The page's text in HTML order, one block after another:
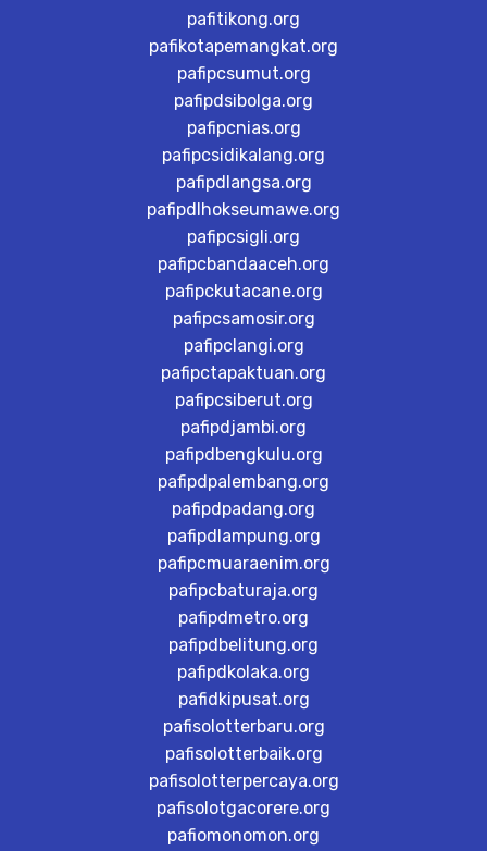
pafitikong.org
pafikotapemangkat.org
pafipcsumut.org
pafipdsibolga.org
pafipcnias.org
pafipcsidikalang.org
pafipdlangsa.org
pafipdlhokseumawe.org
pafipcsigli.org
pafipcbandaaceh.org
pafipckutacane.org
pafipcsamosir.org
pafipclangi.org
pafipctapaktuan.org
pafipcsiberut.org
pafipdjambi.org
pafipdbengkulu.org
pafipdpalembang.org
pafipdpadang.org
pafipdlampung.org
pafipcmuaraenim.org
pafipcbaturaja.org
pafipdmetro.org
pafipdbelitung.org
pafipdkolaka.org
pafidkipusat.org
pafisolotterbaru.org
pafisolotterbaik.org
pafisolotterpercaya.org
pafisolotgacorere.org
pafiomonomon.org